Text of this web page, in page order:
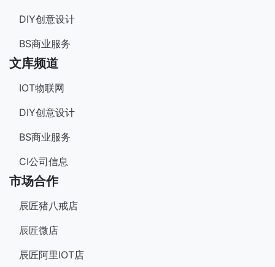
DIY创意设计
BS商业服务
文库频道
IOT物联网
DIY创意设计
BS商业服务
CI公司信息
市场合作
辰匠猪八戒店
辰匠微店
辰匠阿里IOT店